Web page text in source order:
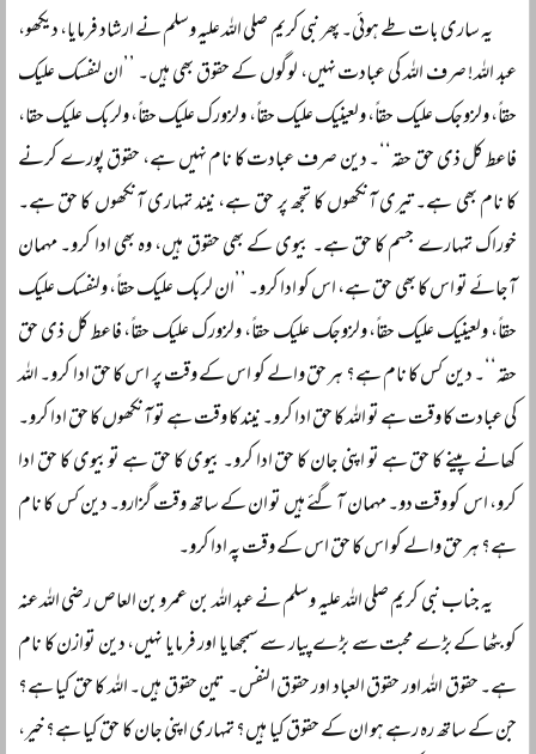
یہ ساری بات طے ہوئی۔ پھر نبی کریم صلی اللہ علیہ وسلم نے ارشاد فرمایا، دیکھو،
عبد اللہ! صرف اللہ کی عبادت نہیں، لوگوں کے حقوق بھی ہیں۔ ’’ان لنفسک علیک
حقاً، ولزوجک علیک حقاً‌، ولعینیک علیک حقاً‌، ولزورک علیک حقاً‌، ولربک علیک حقا،
فاعط کل ذی حق حقہ‘‘۔ دین صرف عبادت کا نام نہیں ہے، حقوق پورے کرنے
کا نام بھی ہے۔ تیری آنکھوں کا تجھ پر حق ہے، نیند تمہاری آنکھوں کا حق ہے۔
خوراک تمہارے جسم کا حق ہے۔ بیوی کے بھی حقوق ہیں، وہ بھی ادا کرو۔ مہمان
آجائے تو اس کا بھی حق ہے، اس کو ادا کرو۔ ’’ان لربک علیک حقاً‌، ولنفسک علیک
حقاً‌، ولعینیک علیک حقاً‌، ولزوجک علیک حقاً‌، ولزورک علیک حقاً‌، فاعط کل ذی حق
حقہ‘‘۔ دین کس کا نام ہے؟ ہر حق والے کو اس کے وقت پر اس کا حق ادا کرو۔ اللہ
کی عبادت کا وقت ہے تو اللہ کا حق ادا کرو۔ نیند کا وقت ہے تو آنکھوں کا حق ادا کرو۔
کھانے پینے کا حق ہے تو اپنی جان کا حق ادا کرو۔ بیوی کا حق ہے تو بیوی کا حق ادا
کرو، اس کو وقت دو۔ مہمان آ گئے ہیں تو ان کے ساتھ وقت گزارو۔ دین کس کا نام
ہے؟ ہر حق والے کو اس کا حق اس کے وقت پہ ادا کرو۔
یہ جناب نبی کریم صلی اللہ علیہ وسلم نے عبد اللہ بن عمرو بن العاص رضی اللہ عنہ
کو بٹھا کے بڑے محبت سے بڑے پیار سے سمجھایا اور فرمایا نہیں، دین توازن کا نام
ہے۔ حقوق اللہ اور حقوق العباد اور حقوق النفس۔ تین حقوق ہیں۔ اللہ کا حق کیا ہے؟
جن کے ساتھ رہ رہے ہو ان کے حقوق کیا ہیں؟ تمہاری اپنی جان کا حق کیا ہے؟ خیر،